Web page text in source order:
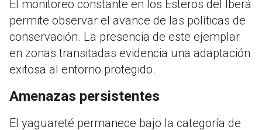
El monitoreo constante en los Esteros del Iberá
permite observar el avance de las políticas de
conservación. La presencia de este ejemplar
en zonas transitadas evidencia una adaptación
exitosa al entorno protegido.
Amenazas persistentes
El yaguareté permanece bajo la categoría de